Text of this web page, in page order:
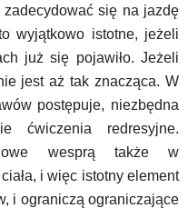
się na jazdę
wyjątkowo istotne, jeżeli
już się pojawiło. Jeżeli
jest aż tak znacząca. W
postępuje, niezbędna
ćwiczenia redresyjne.
wesprą także w
i więc istotny element
i ograniczą ograniczające